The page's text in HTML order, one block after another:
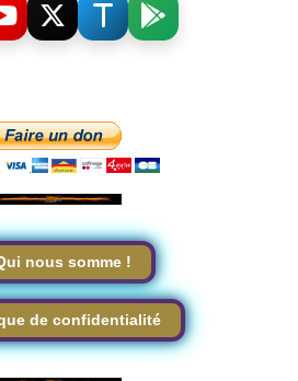
nous somme !
de confidentialité